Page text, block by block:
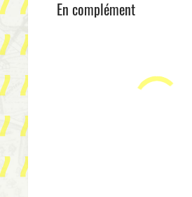
En complément